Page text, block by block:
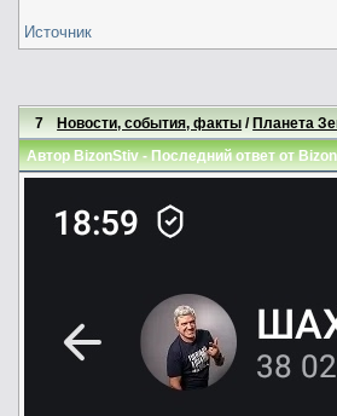
Источник
7 Новости, события, факты /Планета
АвторBizonStiv- Последний ответ от